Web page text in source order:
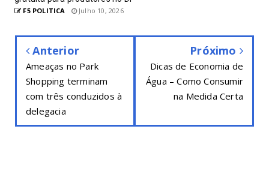
F5 POLITICA Julho 10, 2026
Anterior
Ameaças no Park
Shopping terminam
com três conduzidos à
delegacia
Próximo
Dicas de Economia de
Água – Como Consumir
na Medida Certa